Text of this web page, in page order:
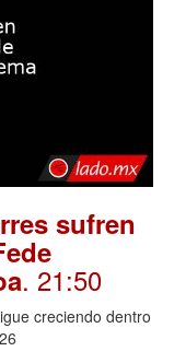
sufren
. 21:50
creciendo dentro